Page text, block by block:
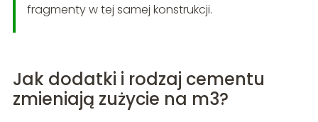
fragmenty w tej samej konstrukcji.
Jak dodatki i rodzaj cementu
zmieniają zużycie na m3?